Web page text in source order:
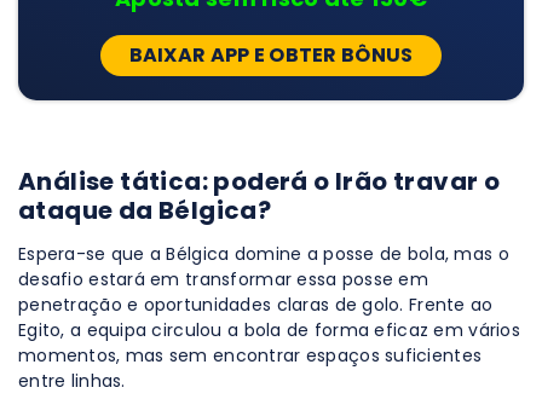
BAIXAR APP E OBTER BÔNUS
Análise tática: poderá o Irão travar o
ataque da Bélgica?
Espera-se que a Bélgica domine a posse de bola, mas o
desafio estará em transformar essa posse em
penetração e oportunidades claras de golo. Frente ao
Egito, a equipa circulou a bola de forma eficaz em vários
momentos, mas sem encontrar espaços suficientes
entre linhas.